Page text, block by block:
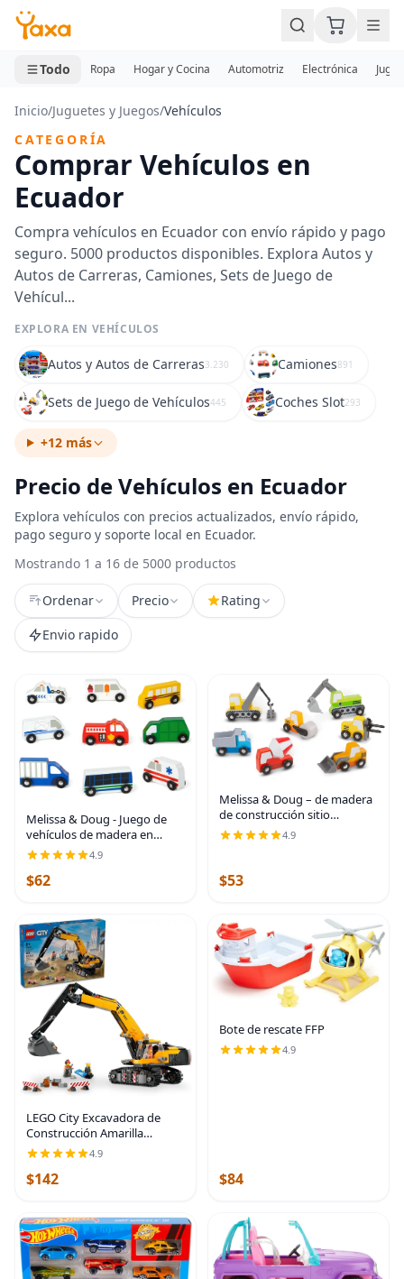
MINI CARRITO
0 productos
Todo Ropa Hogar y Cocina Automotriz Electrónica
Inicio/Juguetes y Juegos/Vehículos
CATEGORÍA
Comprar Vehículos en
Ecuador
Compra vehículos en Ecuador con envío rápido y pago
seguro. 5000 productos disponibles. Explora Autos y
Autos de Carreras, Camiones, Sets de Juego de
Vehícul...
EXPLORA EN VEHÍCULOS
Autos y Autos de Carreras3.230 Camiones891
Sets de Juego de Vehículos445 Coches Slot293
+12 más
Precio de Vehículos en Ecuador
Explora vehículos con precios actualizados, envío rápido,
pago seguro y soporte local en Ecuador.
Mostrando 1 a 16 de 5000 productos
Ordenar Precio
Rating
Envio rapido
Melissa & Doug - Juego de
vehículos de madera en
bandeja de madera (9 piezas)
4.9
$62
Melissa & Doug – de madera
de construcción sitio
Vehículos con bandeja de
almacenamiento de madera
4.9
$53
LEGO City Excavadora de
Construcción Amarilla
Juguete Excavadora para
Niños y Niñas de 8 Años en
Adelante, 3 Minifiguras de
4.9
$142
Bote de rescate FFP
4.9
$84